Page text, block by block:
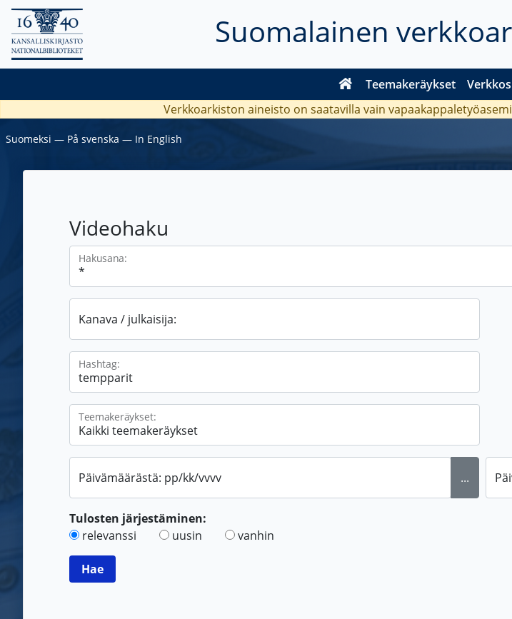
Suomalainen
Teemakeräykset
Verkkoarkiston aineisto on saatavilla vain
Suomeksi ― På svenska ― In English
Videohaku
Hakusana:
Kanava / julkaisija:
Hashtag:
Teemakeräykset:
Päivämäärästä: pp/kk/vvvv ...
Tulosten järjestäminen:
relevanssi
uusin vanhin